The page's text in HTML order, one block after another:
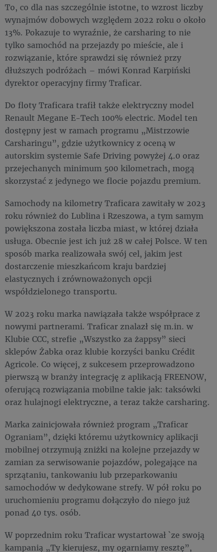
To, co dla nas szczególnie istotne, to wzrost liczby
wynajmów dobowych względem 2022 roku o około
13%. Pokazuje to wyraźnie, że carsharing to nie
tylko samochód na przejazdy po mieście, ale i
rozwiązanie, które sprawdzi się również przy
dłuższych podróżach – mówi Konrad Karpiński
dyrektor operacyjny firmy Traficar.
Do floty Traficara trafił także elektryczny model
Renault Megane E-Tech 100% electric. Model ten
dostępny jest w ramach programu „Mistrzowie
Carsharingu”, gdzie użytkownicy z oceną w
autorskim systemie Safe Driving powyżej 4.0 oraz
przejechanych minimum 500 kilometrach, mogą
skorzystać z jedynego we flocie pojazdu premium.
Samochody na kilometry Traficara zawitały w 2023
roku również do Lublina i Rzeszowa, a tym samym
powiększona została liczba miast, w której działa
usługa. Obecnie jest ich już 28 w całej Polsce. W ten
sposób marka realizowała swój cel, jakim jest
dostarczenie mieszkańcom kraju bardziej
elastycznych i zrównoważonych opcji
współdzielonego transportu.
W 2023 roku marka nawiązała także współprace z
nowymi partnerami. Traficar znalazł się m.in. w
Klubie CCC, strefie „Wszystko za żappsy” sieci
sklepów Żabka oraz klubie korzyści banku Crédit
Agricole. Co więcej, z sukcesem przeprowadzono
pierwszą w branży integrację z aplikacją FREENOW,
oferującą rozwiązania mobilne takie jak: taksówki
oraz hulajnogi elektryczne, a teraz także carsharing.
Marka zainicjowała również program „Traficar
Ograniam”, dzięki któremu użytkownicy aplikacji
mobilnej otrzymują zniżki na kolejne przejazdy w
zamian za serwisowanie pojazdów, polegające na
sprzątaniu, tankowaniu lub przeparkowaniu
samochodów w dedykowane strefy. W pół roku po
uruchomieniu programu dołączyło do niego już
ponad 40 tys. osób.
W poprzednim roku Traficar wystartował `ze swoją
kampanią „Ty kierujesz, my ogarniamy resztę”,